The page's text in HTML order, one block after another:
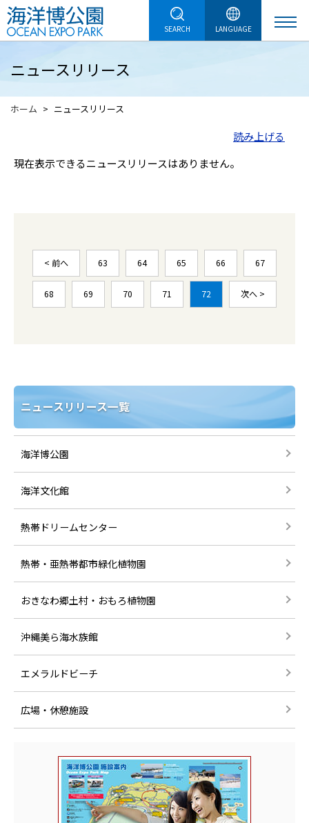
SEARCH LANGUAGE
ニュースリリース
ホーム ニュースリリース
読み上げる
現在表示できるニュースリリースはありません。
< 前へ 63 64 65 66 67
68 69 70 71 72 次へ >
ニュースリリース一覧
海洋博公園
海洋文化館
熱帯ドリームセンター
熱帯・亜熱帯都市緑化植物園
おきなわ郷土村・おもろ植物園
沖縄美ら海水族館
エメラルドビーチ
広場・休憩施設